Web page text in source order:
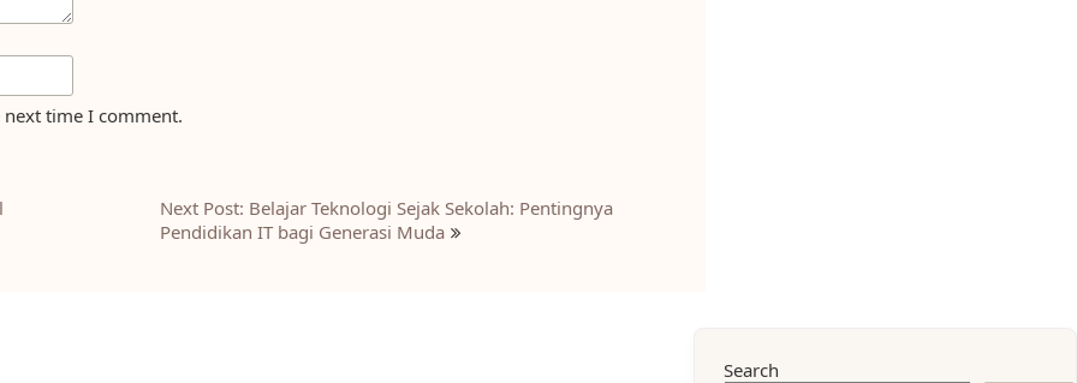
time I comment.
Next Post: Belajar Teknologi Sejak Sekolah: Pentingnya
Pendidikan IT bagi Generasi Muda
Search